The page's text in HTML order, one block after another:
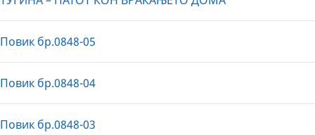
Повик бр.0848-05
Повик бр.0848-04
Повик бр.0848-03